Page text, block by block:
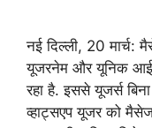
नई दिल्ली, 20 मार्च:
यूजरनेम और यूनिक
रहा है. इससे यूजर्स
व्हाट्सएप यूजर को